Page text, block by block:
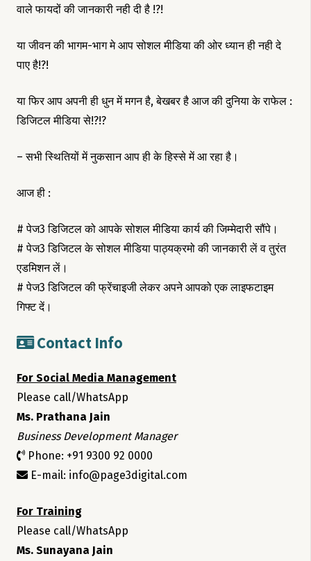
वाले फायदों की जानकारी नही दी है !?!
या जीवन की भागम-भाग मे आप सोशल मीडिया की ओर ध्यान ही नही दे
पाए है!?!
या फिर आप अपनी ही धुन में मगन है, बेखबर है आज की दुनिया के राफेल :
डिजिटल मीडिया से!?!?
– सभी स्थितियों में नुकसान आप ही के हिस्से में आ रहा है।
आज ही :
# पेज3 डिजिटल को आपके सोशल मीडिया कार्य की जिम्मेदारी सौंपे।
# पेज3 डिजिटल के सोशल मीडिया पाठ्यक्रमो की जानकारी लें व तुरंत
एडमिशन लें।
# पेज3 डिजिटल की फ्रेंचाइजी लेकर अपने आपको एक लाइफटाइम
गिफ्ट दें।
Contact Info
For Social Media Management
Please call/WhatsApp
Ms. Prathana Jain
Business Development Manager
Phone: +91 9300 92 0000
E-mail: info@page3digital.com
For Training
Please call/WhatsApp
Ms. Sunayana Jain